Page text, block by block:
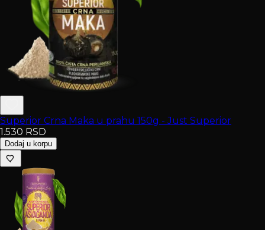
Superior Crna Maka u prahu 150g - Just Superior
1.530 RSD
Dodaj u korpu